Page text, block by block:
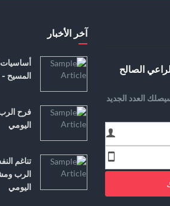
الصالح
العدد الجديد
آخر الأخبار
أساسيات
المسيح -
فرح
اليومي
تناغم
الرب
اليومي